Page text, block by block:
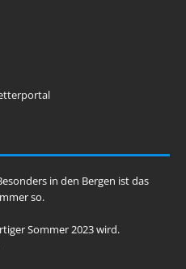
in den Bergen ist das
so.
Sommer 2023 wird.